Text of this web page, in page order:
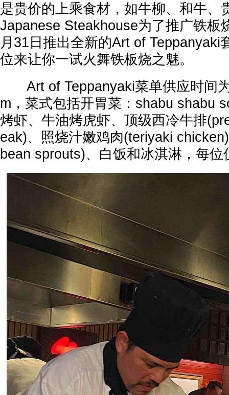
是贵价的上乘食材，如牛柳、和牛、
Japanese Steakhouse为了推广铁板
月31日推出全新的Art of Teppanyaki
位来让你一试火舞铁板烧之魅。
Art of Teppanyaki菜单供应时间
m，菜式包括开胃菜：shabu shabu
烤虾、牛油烤虎虾、顶级西冷牛排
eak)、照烧汁嫩鸡肉(teriyaki
bean sprouts)、白饭和冰淇淋，每位